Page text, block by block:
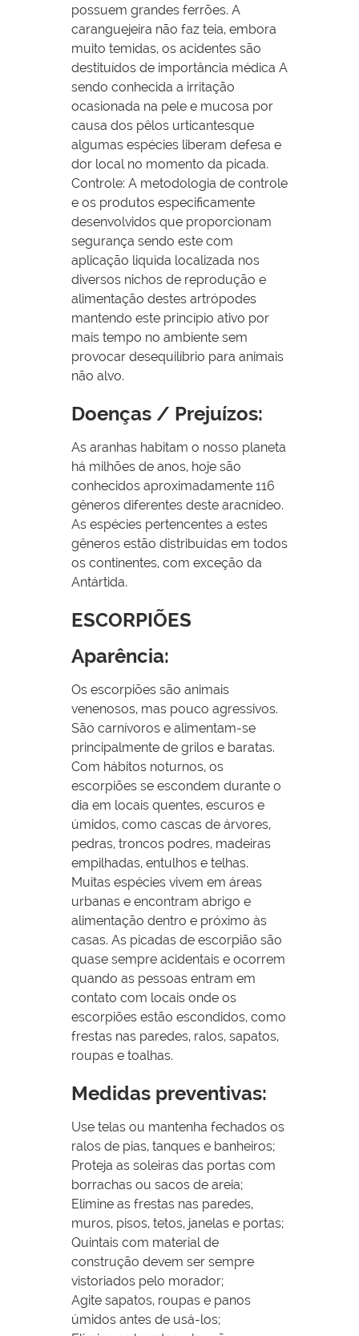
possuem grandes ferrões. A
caranguejeira não faz teia, embora
muito temidas, os acidentes são
destituídos de importância médica A
sendo conhecida a irritação
ocasionada na pele e mucosa por
causa dos pêlos urticantesque
algumas espécies liberam defesa e
dor local no momento da picada.
Controle: A metodologia de controle
e os produtos especificamente
desenvolvidos que proporcionam
segurança sendo este com
aplicação liquida localizada nos
diversos nichos de reprodução e
alimentação destes artrópodes
mantendo este princípio ativo por
mais tempo no ambiente sem
provocar desequilíbrio para animais
não alvo.
Doenças / Prejuízos:
As aranhas habitam o nosso planeta
há milhões de anos, hoje são
conhecidos aproximadamente 116
gêneros diferentes deste aracnídeo.
As espécies pertencentes a estes
gêneros estão distribuídas em todos
os continentes, com exceção da
Antártida.
ESCORPIÕES
Aparência:
Os escorpiões são animais
venenosos, mas pouco agressivos.
São carnívoros e alimentam-se
principalmente de grilos e baratas.
Com hábitos noturnos, os
escorpiões se escondem durante o
dia em locais quentes, escuros e
úmidos, como cascas de árvores,
pedras, troncos podres, madeiras
empilhadas, entulhos e telhas.
Muitas espécies vivem em áreas
urbanas e encontram abrigo e
alimentação dentro e próximo às
casas. As picadas de escorpião são
quase sempre acidentais e ocorrem
quando as pessoas entram em
contato com locais onde os
escorpiões estão escondidos, como
frestas nas paredes, ralos, sapatos,
roupas e toalhas.
Medidas preventivas:
Use telas ou mantenha fechados os
ralos de pias, tanques e banheiros;
Proteja as soleiras das portas com
borrachas ou sacos de areia;
Elimine as frestas nas paredes,
muros, pisos, tetos, janelas e portas;
Quintais com material de
construção devem ser sempre
vistoriados pelo morador;
Agite sapatos, roupas e panos
úmidos antes de usá-los;